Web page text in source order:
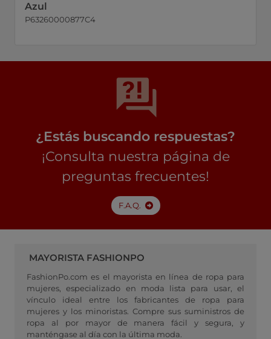
Azul
P63260000877C4
¿Estás buscando respuestas?
¡Consulta nuestra página de
preguntas frecuentes!
F.A.Q.
MAYORISTA FASHIONPO
FashionPo.com es el mayorista en línea de ropa para
mujeres, especializado en moda lista para usar, el
vínculo ideal entre los fabricantes de ropa para
mujeres y los minoristas. Compre sus suministros de
ropa al por mayor de manera fácil y segura, y
manténgase al día con la última moda.